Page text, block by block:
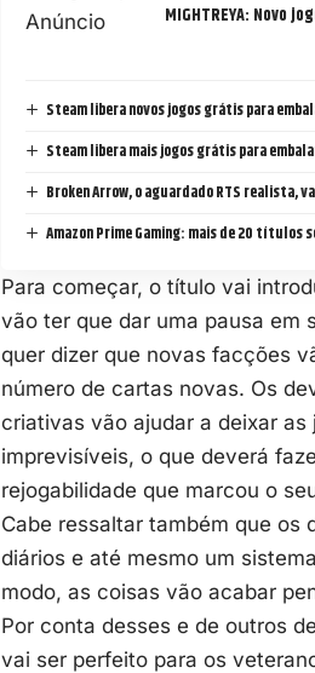
MIGHTREYA: Novo
Steam libera novos jogos grátis para
Steam libera mais jogos grátis para
Broken Arrow, o aguardado RTS realista,
Amazon Prime Gaming: mais de 20 títulos
Para começar, o título vai
vão ter que dar uma pausa em
quer dizer que novas facções
número de cartas novas. Os
criativas vão ajudar a deixar as
imprevisíveis, o que deverá
rejogabilidade que marcou o
Cabe ressaltar também que os
diários e até mesmo um
modo, as coisas vão acabar
Por conta desses e de outros
vai ser perfeito para os